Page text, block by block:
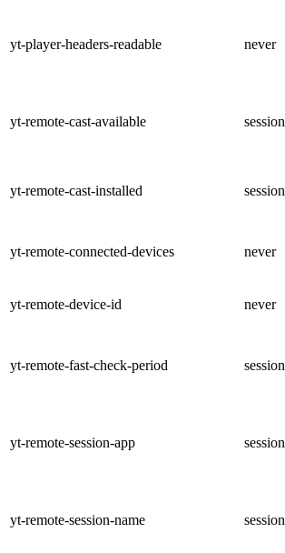
yt-player-headers-readable never
yt-remote-cast-available session
yt-remote-cast-installed session
yt-remote-connected-devices never
yt-remote-device-id never
yt-remote-fast-check-period session
yt-remote-session-app session
yt-remote-session-name session